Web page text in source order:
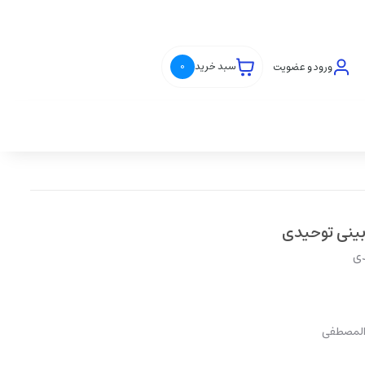
ورود و عضویت سبد خرید 0
توحیدی
المصطفی